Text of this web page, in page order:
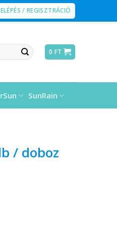
/ REGISZTRÁCIÓ
0 FT
SunRain
/ doboz